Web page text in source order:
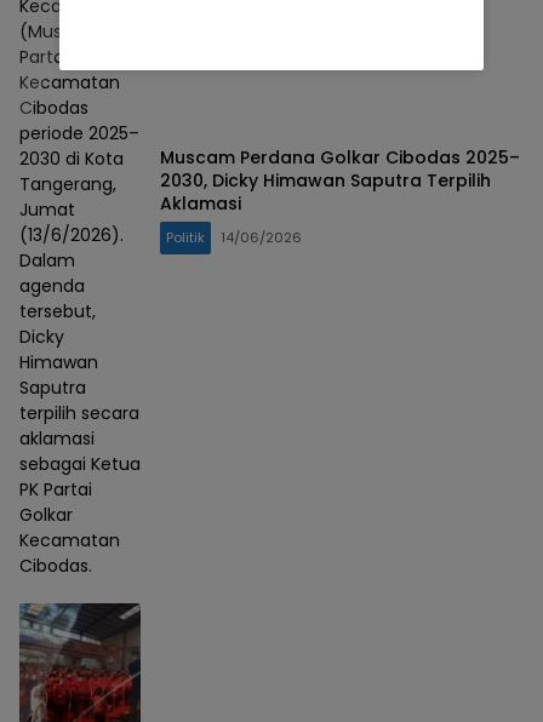
Kecamatan
(Muscam)
Partai Golkar
Kecamatan
Cibodas
periode 2025–
2030 di Kota
Tangerang,
Jumat
(13/6/2026).
Dalam
agenda
tersebut,
Dicky
Himawan
Saputra
terpilih secara
aklamasi
sebagai Ketua
PK Partai
Golkar
Kecamatan
Cibodas.
Muscam Perdana Golkar Cibodas 2025–
2030, Dicky Himawan Saputra Terpilih
Aklamasi
Politik 14/06/2026